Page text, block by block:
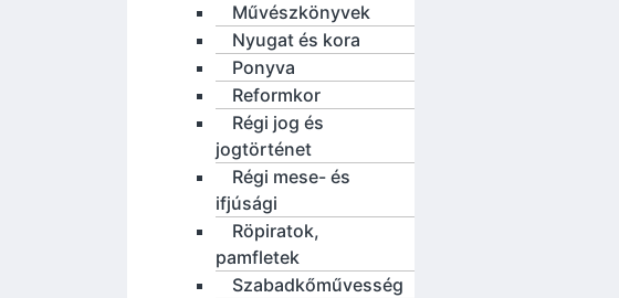
Művészkönyvek
Nyugat és kora
Ponyva
Reformkor
Régi jog és
jogtörténet
Régi mese- és
ifjúsági
Röpiratok,
pamfletek
Szabadkőművesség